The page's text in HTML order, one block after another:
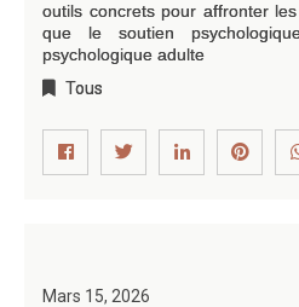
outils concrets pour affronter
que le soutien
psychologique adulte
Tous
Mars 15, 2026